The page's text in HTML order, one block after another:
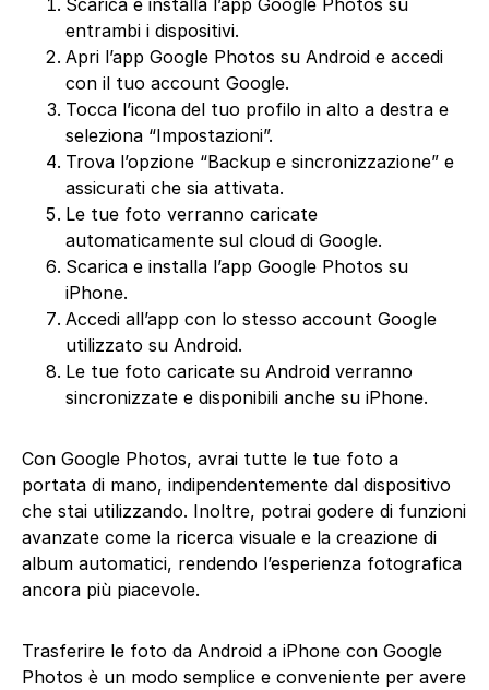
entrambi i dispositivi.
Apri l’app Google Photos su Android e accedi
con il tuo account Google.
Tocca l’icona del tuo profilo in alto a destra e
seleziona “Impostazioni”.
Trova l’opzione “Backup e sincronizzazione” e
assicurati che sia attivata.
Le tue foto verranno caricate
automaticamente sul cloud di Google.
Scarica e installa l’app Google Photos su
iPhone.
Accedi all’app con lo stesso account Google
utilizzato su Android.
Le tue foto caricate su Android verranno
sincronizzate e disponibili anche su iPhone.
Con Google Photos, avrai tutte le tue foto a
portata di mano, indipendentemente dal dispositivo
che stai utilizzando. Inoltre, potrai godere di funzioni
avanzate come la ricerca visuale e la creazione di
album automatici, rendendo l’esperienza fotografica
ancora più piacevole.
Trasferire le foto da Android a iPhone con Google
Photos è un modo semplice e conveniente per avere